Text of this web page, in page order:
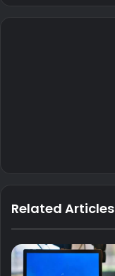
Related Articles